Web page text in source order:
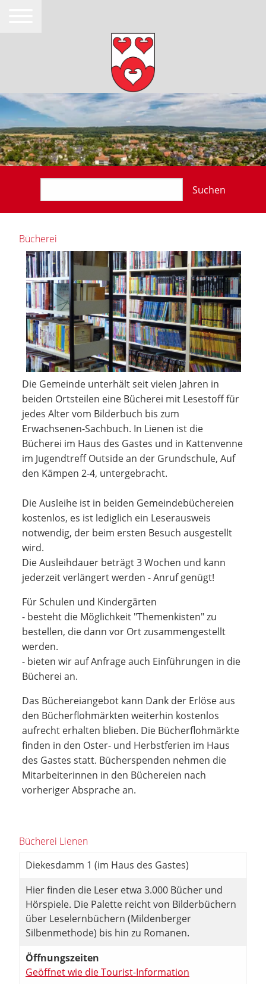
Suchen
Bücherei
Die Gemeinde unterhält seit vielen Jahren in
beiden Ortsteilen eine Bücherei mit Lesestoff für
jedes Alter vom Bilderbuch bis zum
Erwachsenen-Sachbuch. In Lienen ist die
Bücherei im Haus des Gastes und in Kattenvenne
im Jugendtreff Outside an der Grundschule, Auf
den Kämpen 2-4, untergebracht.
Die Ausleihe ist in beiden Gemeindebüchereien
kostenlos, es ist lediglich ein Leserausweis
notwendig, der beim ersten Besuch ausgestellt
wird.
Die Ausleihdauer beträgt 3 Wochen und kann
jederzeit verlängert werden - Anruf genügt!
Für Schulen und Kindergärten
- besteht die Möglichkeit "Themenkisten" zu
bestellen, die dann vor Ort zusammengestellt
werden.
- bieten wir auf Anfrage auch Einführungen in die
Bücherei an.
Das Büchereiangebot kann Dank der Erlöse aus
den Bücherflohmärkten weiterhin kostenlos
aufrecht erhalten blieben. Die Bücherflohmärkte
finden in den Oster- und Herbstferien im Haus
des Gastes statt. Bücherspenden nehmen die
Mitarbeiterinnen in den Büchereien nach
vorheriger Absprache an.
Bücherei Lienen
Diekesdamm 1 (im Haus des Gastes)
Hier finden die Leser etwa 3.000 Bücher und
Hörspiele. Die Palette reicht von Bilderbüchern
über Leselernbüchern (Mildenberger
Silbenmethode) bis hin zu Romanen.
Öffnungszeiten
Geöffnet wie die Tourist-Information